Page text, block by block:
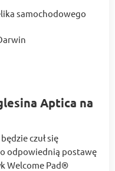
samochodowego
Aptica na
czuł się
odpowiednią postawę
Welcome Pad®